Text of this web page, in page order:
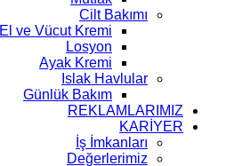
Cilt Bakımı
El ve Vücut Kremi
Losyon
Ayak Kremi
Islak Havlular
Günlük Bakım
REKLAMLARIMIZ
KARİYER
İş İmkanları
Değerlerimiz